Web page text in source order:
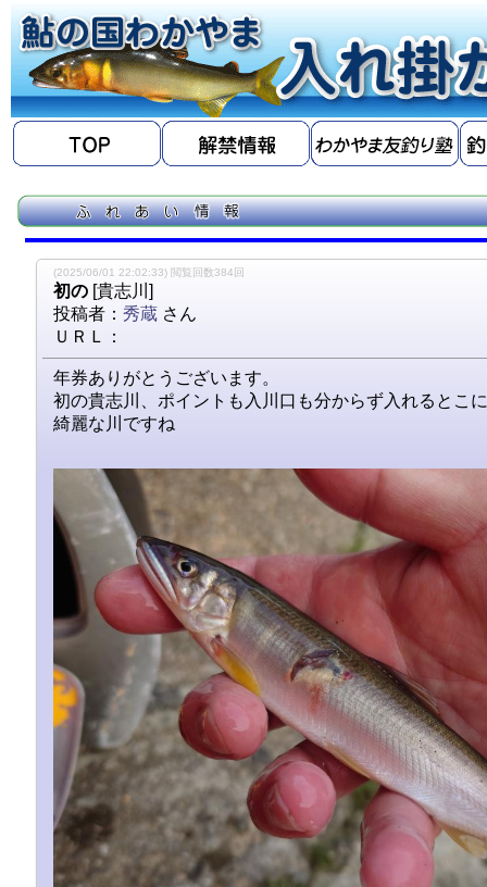
(2025/06/01 22:02:33) 閲覧回数384回
初の [貴志川]
投稿者： 秀蔵 さん
ＵＲＬ：
年券ありがとうございます。
初の貴志川、ポイントも入川口も分からず入れるとこ
綺麗な川ですね